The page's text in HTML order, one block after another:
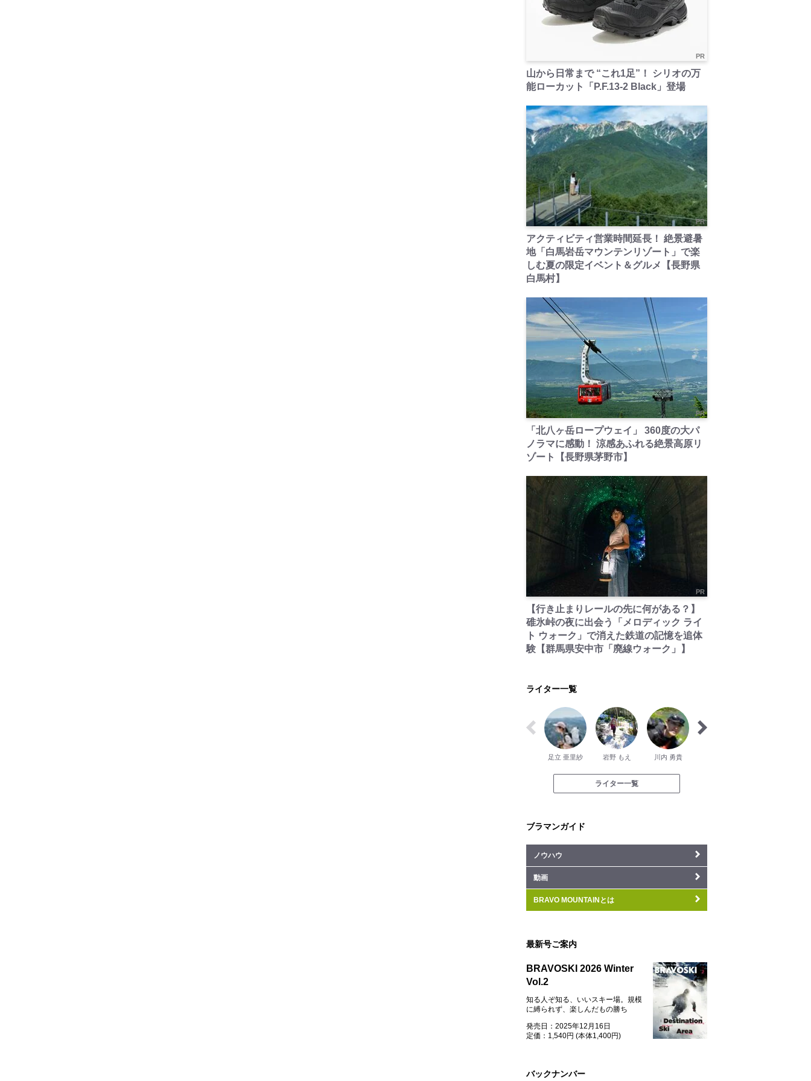
PR
山から日常まで “これ1足”！ シリオの万
能ローカット「P.F.13-2 Black」登場
PR
アクティビティ営業時間延長！ 絶景避暑
地「白馬岩岳マウンテンリゾート」で楽
しむ夏の限定イベント＆グルメ【長野県
白馬村】
PR
「北八ヶ岳ロープウェイ」 360度の大パ
ノラマに感動！ 涼感あふれる絶景高原リ
ゾート【長野県茅野市】
PR
【行き止まりレールの先に何がある？】
碓氷峠の夜に出会う「メロディック ライ
ト ウォーク」で消えた鉄道の記憶を追体
験【群馬県安中市「廃線ウォーク」】
ライター一覧
足立 亜里紗 岩野 もえ 川内 勇貴
ライター一覧
ブラマンガイド
ノウハウ
動画
BRAVO MOUNTAINとは
最新号ご案内
BRAVOSKI 2026 Winter
Vol.2
知る人ぞ知る、いいスキー場。規模
に縛られず、楽しんだもの勝ち
発売日：2025年12月16日
定価：1,540円 (本体1,400円)
バックナンバー